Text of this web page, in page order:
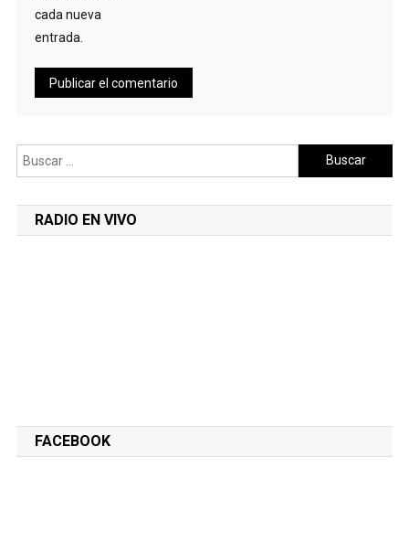
cada nueva
entrada.
Buscar:
RADIO EN VIVO
FACEBOOK